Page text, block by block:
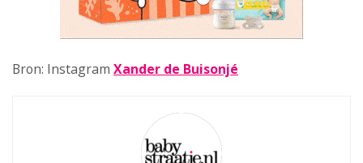
Bron: Instagram Xander de Buisonjé